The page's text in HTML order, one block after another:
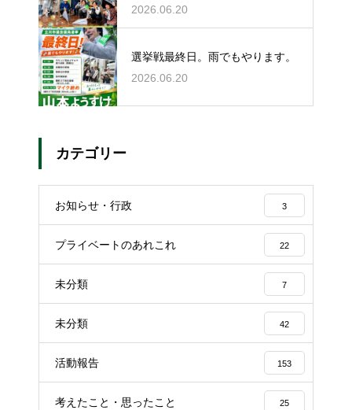
2026.06.20
選挙戦最終日。雨でもやります。
2026.06.20
カテゴリー
お知らせ・行政 3
プライベートのあれこれ 22
未分類 7
未分類 42
活動報告 153
考えたこと・思ったこと 25